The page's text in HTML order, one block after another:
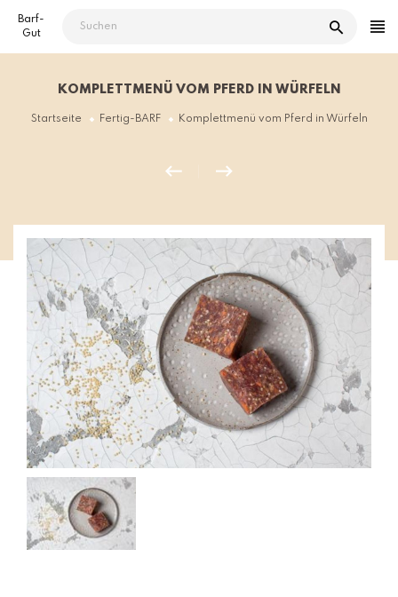
zum
Inhalt
Barf-
Gut
KOMPLETTMENÜ VOM PFERD IN WÜRFELN
Startseite Fertig-BARF Komplettmenü vom Pferd in Würfeln